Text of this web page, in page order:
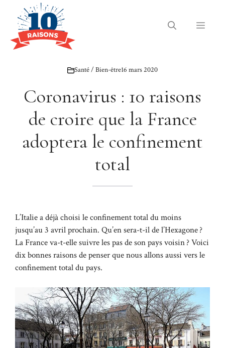
contenu
Menu
Santé / Bien-être16 mars 2020
Coronavirus : 10 raisons
de croire que la France
adoptera le confinement
total
L’Italie a déjà choisi le confinement total du moins
jusqu’au 3 avril prochain. Qu’en sera-t-il de l’Hexagone ?
La France va-t-elle suivre les pas de son pays voisin ? Voici
dix bonnes raisons de penser que nous allons aussi vers le
confinement total du pays.